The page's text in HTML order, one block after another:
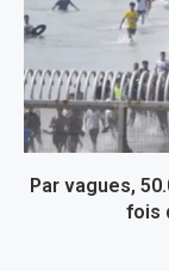
Par vagues,
fois